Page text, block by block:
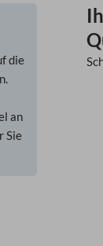
die
an
Sie